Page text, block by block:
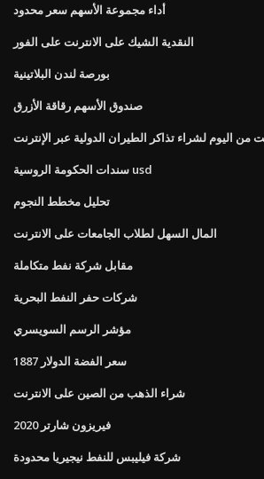
أداء مجموعة الأسهم سعر محدود
النقدية الشيك على الانترنت على الفور
بورصة لندن البلاتينية
صندوق الأسهم رقاقة الأزرق
اليوم لشراء تذاكر الطيران الدولية عبر الإنترنت
سندات الحكومة الروسية usd
تحليل مخطط النجوم
المال السهل لطلاب الجامعات على الانترنت
مقابل شركة نفط متكاملة
شركات حفر النفط البحرية
مؤشر الرسم السويسري
سعر الفضة الدولار 1887
شراء الذهب من الصين على الانترنت
فيريزون شارتر 2020
شركة فيليبس للنفط نيجيريا محدودة